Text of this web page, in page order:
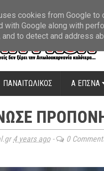
ΠΑΝΑΙΤΩΛΙΚΟΣ Α ΕΠΣΝΑ
4 years ago- 0
cookies from Google to
with Google along with
to detect and address